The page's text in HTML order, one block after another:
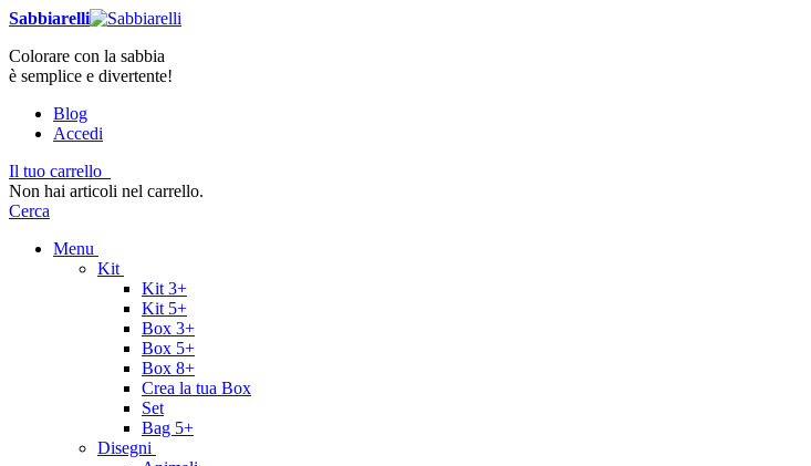
Sabbiarelli
Colorare con la sabbia
è semplice e divertente!
Blog
Accedi
Il tuo carrello
Non hai articoli nel carrello.
Cerca
Menu
Kit
Kit 3+
Kit 5+
Box 3+
Box 5+
Box 8+
Crea la tua Box
Set
Bag 5+
Disegni